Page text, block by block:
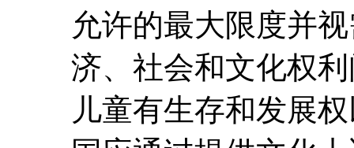
允许的最大限度并
济、社会和文化权
儿童有生存和发展